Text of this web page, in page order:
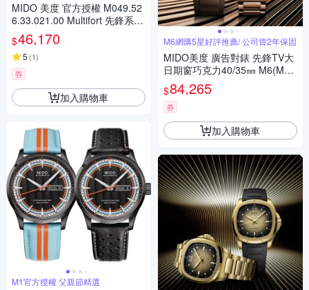
MIDO 美度 官方授權 M049.52
6.33.021.00 Multifort 先鋒系列
TV 大日期窗機械錶 套錶 寵爸
時刻 送禮推薦-香檳金 M04952
63302100
$46,170
5 (1)
券
加入購物車
M1官方授權 父親節精選
M6網購5星好評推薦/ 公司貨2年保固
MIDO美度 廣告對錶 先鋒TV大
日期窗巧克力40/35㎜ M6(M04
95263729100/M04930733296
00)
$84,265
券
加入購物車